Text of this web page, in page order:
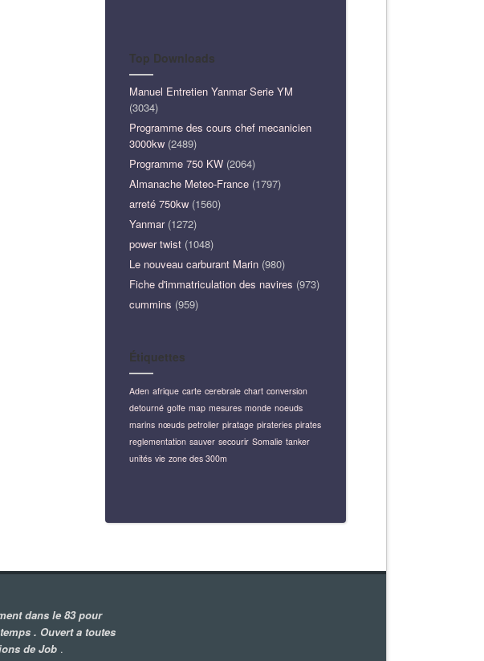
Top Downloads
Manuel Entretien Yanmar Serie YM
(3034)
Programme des cours chef mecanicien
3000kw (2489)
Programme 750 KW (2064)
Almanache Meteo-France (1797)
arreté 750kw (1560)
Yanmar(1272)
power twist (1048)
Le nouveau carburant Marin (980)
Fiche d'immatriculation des navires (973)
cummins (959)
Étiquettes
Aden afrique carte cerebrale chart conversion
detourné golfe map mesures monde noeuds
marins nœuds petrolier piratage pirateries pirates
reglementation sauver secourir Somalie tanker
unités vie zone des 300m
dans le 83 pour
. Ouvert a toutes
de Job .